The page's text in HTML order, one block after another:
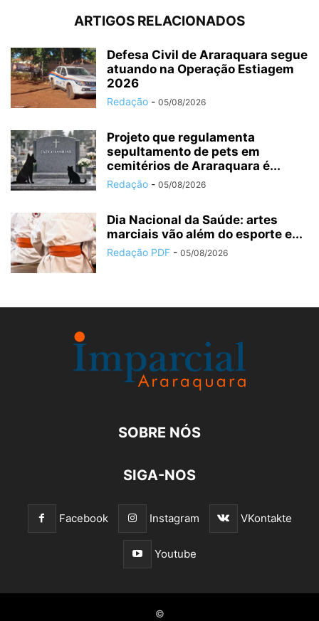
ARTIGOS RELACIONADOS
Defesa Civil de Araraquara segue
atuando na Operação Estiagem
2026
Redação - 05/08/2026
Projeto que regulamenta
sepultamento de pets em
cemitérios de Araraquara é...
Redação - 05/08/2026
Dia Nacional da Saúde: artes
marciais vão além do esporte e...
Redação PDF - 05/08/2026
SOBRE NÓS
SIGA-NOS
Facebook Instagram VKontakte
Youtube
©